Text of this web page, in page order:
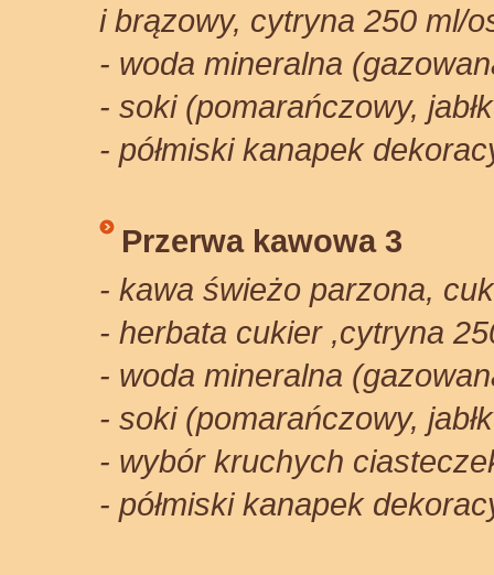
i brązowy, cytryna 250 ml/
- woda mineralna
- soki (pomarańczowy,
- półmiski kanapek
Przerwa kawowa 3
- kawa świeżo parzona,
- herbata cukier ,cytryna
- woda mineralna
- soki (pomarańczowy,
- wybór kruchych
- półmiski kanapek